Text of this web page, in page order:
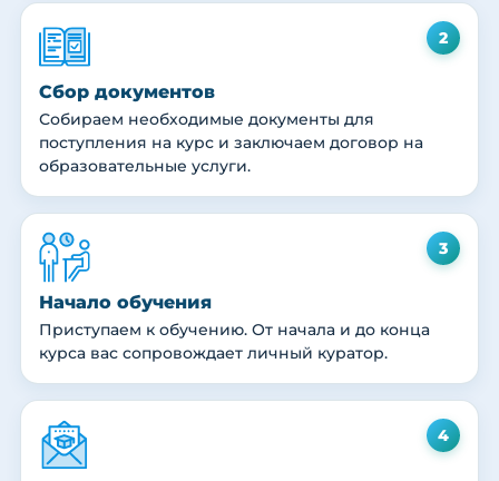
2
Сбор документов
Собираем необходимые документы для
поступления на курс и заключаем договор на
образовательные услуги.
3
Начало обучения
Приступаем к обучению. От начала и до конца
курса вас сопровождает личный куратор.
4